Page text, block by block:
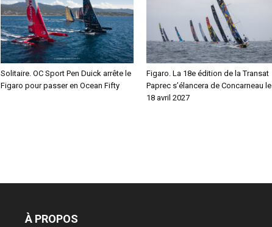
Solitaire. OC Sport Pen Duick arrête le
Figaro pour passer en Ocean Fifty
Figaro. La 18e édition de la Transat
Paprec s’élancera de Concarneau le
18 avril 2027
À PROPOS